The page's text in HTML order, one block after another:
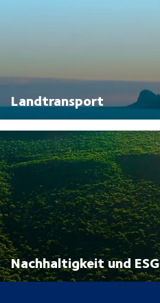
Landtransport
Nachhaltigkeit und ESG